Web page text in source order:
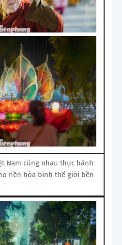
Nam cũng nhau thực hành
nền hòa bình thế giới bền